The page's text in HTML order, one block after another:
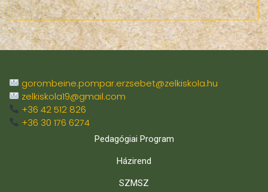
gorombeine.pompar.erzsebet@zelkiskola.hu
zelkiskola19@gmail.com
+36 42 512 826
+36 30 176 6274
Pedagógiai Program
Házirend
SZMSZ